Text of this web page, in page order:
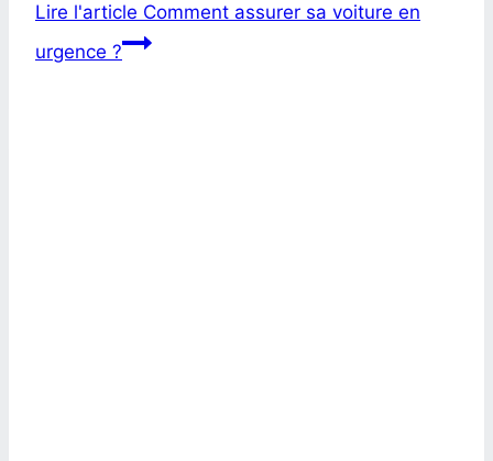
Lire l'article Comment assurer sa voiture en
urgence ?